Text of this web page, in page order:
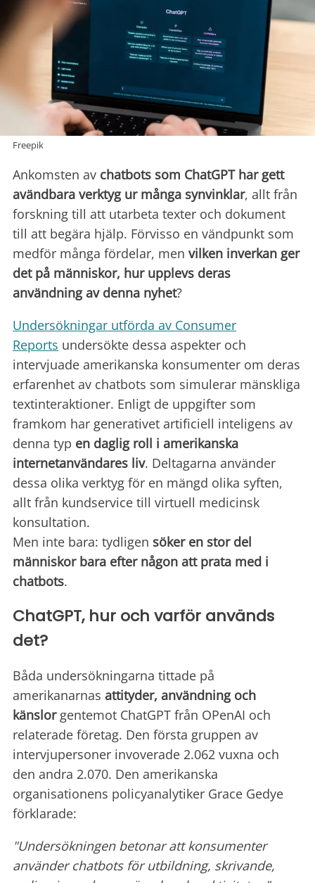
Freepik
Ankomsten av chatbots som ChatGPT har gett
avändbara verktyg ur många synvinklar, allt från
forskning till att utarbeta texter och dokument
till att begära hjälp. Förvisso en vändpunkt som
medför många fördelar, men vilken inverkan ger
det på människor, hur upplevs deras
användning av denna nyhet?
Undersökningar utförda av Consumer
Reports undersökte dessa aspekter och
intervjuade amerikanska konsumenter om deras
erfarenhet av chatbots som simulerar mänskliga
textinteraktioner. Enligt de uppgifter som
framkom har generativet artificiell inteligens av
denna typ en daglig roll i amerikanska
internetanvändares liv. Deltagarna använder
dessa olika verktyg för en mängd olika syften,
allt från kundservice till virtuell medicinsk
konsultation.
Men inte bara: tydligen söker en stor del
människor bara efter någon att prata med i
chatbots.
ChatGPT, hur och varför används
det?
Båda undersökningarna tittade på
amerikanarnas attityder, användning och
känslorgentemot ChatGPT från OPenAI och
relaterade företag. Den första gruppen av
intervjupersoner invoverade 2.062 vuxna och
den andra 2.070. Den amerikanska
organisationens policyanalytiker Grace Gedye
förklarade:
"Undersökningen betonar att konsumenter
använder chatbots för utbildning, skrivande,